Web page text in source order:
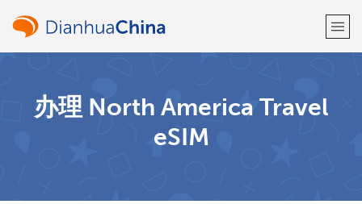
已经有账户了请登录 →
办理 North America Travel
eSIM